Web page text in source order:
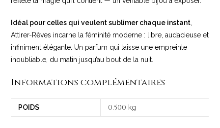
Idéal pour celles qui veulent sublimer chaque instant
Attirer-Rêves incarne la féminité moderne : libre, audacieuse et
infiniment élégante. Un parfum qui laisse une empreinte
inoubliable, du matin jusqu’au bout de la nuit.
Informations complémentaires
POIDS 0 500 kg